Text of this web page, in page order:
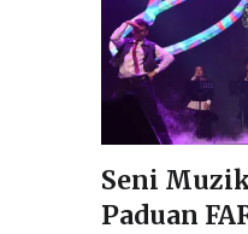
Seni
Paduan